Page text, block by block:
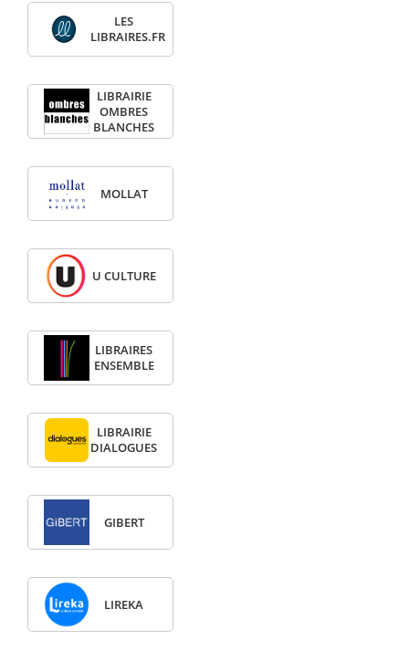
LES
LIBRAIRES.FR
LIBRAIRIE
OMBRES
BLANCHES
MOLLAT
U CULTURE
LIBRAIRES
ENSEMBLE
LIBRAIRIE
DIALOGUES
GIBERT
LIREKA